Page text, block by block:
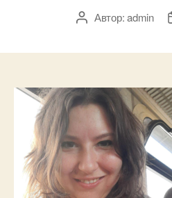
АвторАвтор:admin